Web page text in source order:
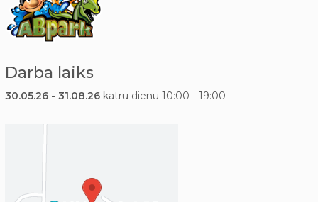
Darba laiks
30.05.26 - 31.08.26 katru dienu 10:00 - 19:00